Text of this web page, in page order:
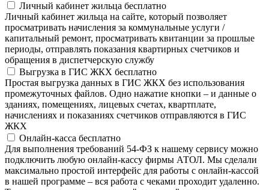
Личный кабинет жильца бесплатно
Личный кабинет жильца на сайте, который позволяет
просматривать начисления за коммунальные услуги /
капитальный ремонт, просматривать квитанции за прошлые
периоды, отправлять показания квартирных счетчиков и
обращения в диспетчерскую службу
Выгрузка в ГИС ЖКХ бесплатно
Простая выгрузка данных в ГИС ЖКХ без использования
промежуточных файлов. Одно нажатие кнопки – и данные о
зданиях, помещениях, лицевых счетах, квартплате,
начислениях и показаниях счетчиков отправляются в ГИС
ЖКХ
Онлайн-касса бесплатно
Для выполнения требований 54-ФЗ к нашему сервису можно
подключить любую онлайн-кассу фирмы АТОЛ. Мы сделали
максимально простой интерфейс для работы с онлайн-кассой
в нашей программе – вся работа с чеками проходит удаленно.